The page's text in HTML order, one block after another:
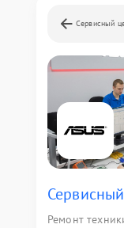
Сервисный
Ремонт